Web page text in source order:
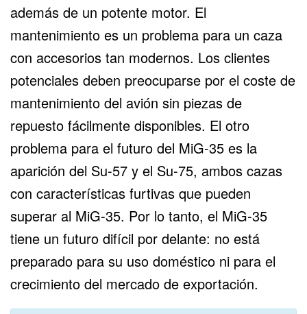
además de un potente motor. El
mantenimiento es un problema para un caza
con accesorios tan modernos. Los clientes
potenciales deben preocuparse por el coste de
mantenimiento del avión sin piezas de
repuesto fácilmente disponibles. El otro
problema para el futuro del MiG-35 es la
aparición del Su-57 y el Su-75, ambos cazas
con características furtivas que pueden
superar al MiG-35. Por lo tanto, el MiG-35
tiene un futuro difícil por delante: no está
preparado para su uso doméstico ni para el
crecimiento del mercado de exportación.